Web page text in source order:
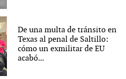
De una multa de tránsito en
Texas al penal de Saltillo:
cómo un exmilitar de EU
acabó...